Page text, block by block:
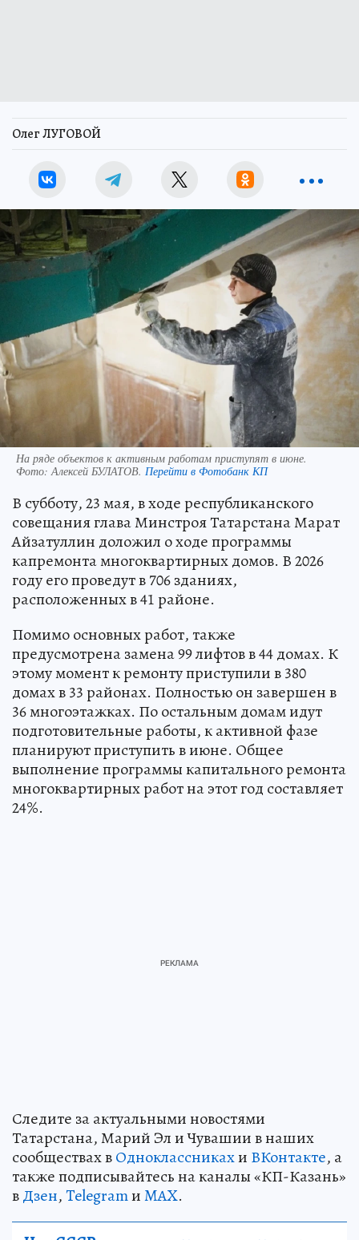
Олег ЛУГОВОЙ
На ряде объектов к активным работам приступят в июне.
Фото: Алексей БУЛАТОВ. Перейти в Фотобанк КП
В субботу, 23 мая, в ходе республиканского
совещания глава Минстроя Татарстана Марат
Айзатуллин доложил о ходе программы
капремонта многоквартирных домов. В 2026
году его проведут в 706 зданиях,
расположенных в 41 районе.
Помимо основных работ, также
предусмотрена замена 99 лифтов в 44 домах. К
этому момент к ремонту приступили в 380
домах в 33 районах. Полностью он завершен в
36 многоэтажках. По остальным домам идут
подготовительные работы, к активной фазе
планируют приступить в июне. Общее
выполнение программы капитального ремонта
многоквартирных работ на этот год составляет
24%.
Следите за актуальными новостями
Татарстана, Марий Эл и Чувашии в наших
сообществах вОдноклассникахи ВКонтакте, а
также подписывайтесь на каналы «КП-Казань»
вДзен,TelegramиMAX.